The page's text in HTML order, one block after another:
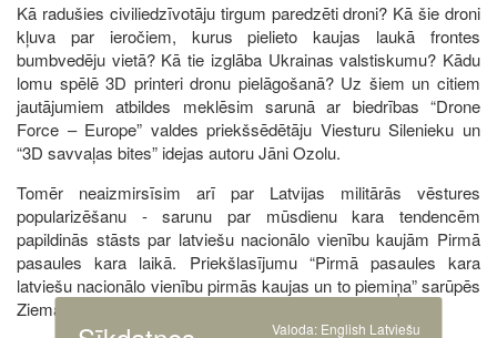
Kā radušies civiliedzīvotāju tirgum paredzēti droni? Kā šie droni
kļuva par ieročiem, kurus pielieto kaujas laukā frontes
bumbvedēju vietā? Kā tie izglāba Ukrainas valstiskumu? Kādu
lomu spēlē 3D printeri dronu pielāgošanā? Uz šiem un citiem
jautājumiem atbildes meklēsim sarunā ar biedrības “Drone
Force – Europe” valdes priekšsēdētāju Viesturu Silenieku un
“3D savvaļas bites” idejas autoru Jāni Ozolu.
Tomēr neaizmirsīsim arī par Latvijas militārās vēstures
popularizēšanu - sarunu par mūsdienu kara tendencēm
papildinās stāsts par latviešu nacionālo vienību kaujām Pirmā
pasaules kara laikā. Priekšlasījumu “Pirmā pasaules kara
latviešu nacionālo vienību pirmās kaujas un to piemiņa” sarūpēs
Ziemassvētku kauju muzeja vadītājs Dagnis Dedumietis.
Valoda: English Latviešu